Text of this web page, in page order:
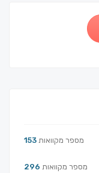
153 מספר מקוואות
296 מספר מקוואות